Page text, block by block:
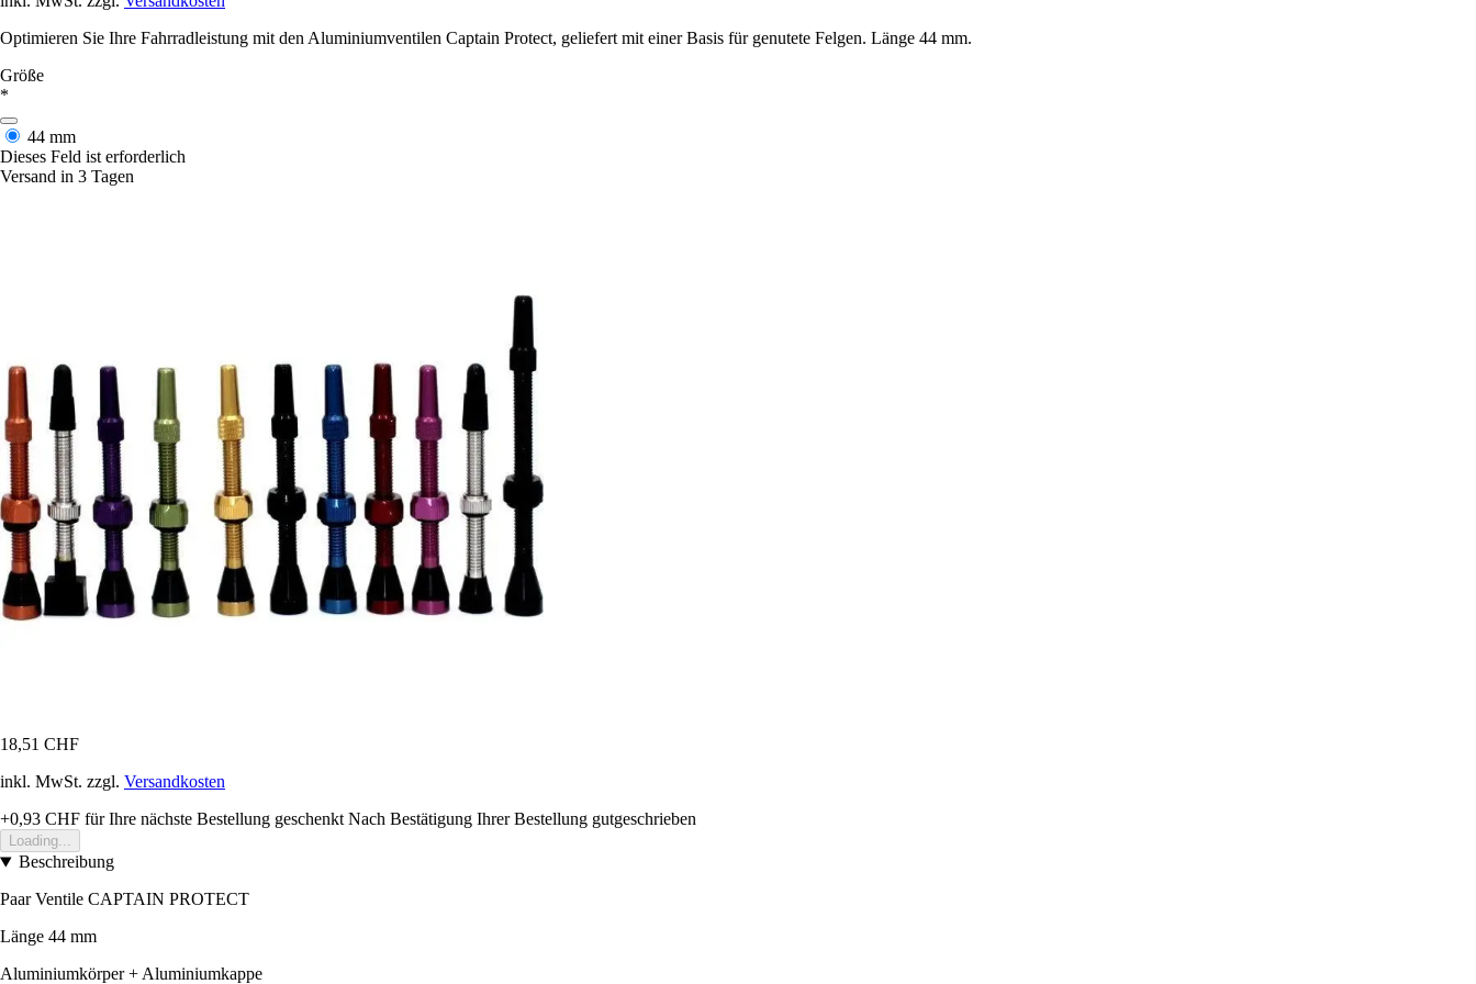
Optimieren Sie Ihre Fahrradleistung mit den Aluminiumventilen Captain Protect, geliefert mit einer Basis für genutete Felgen. Länge 44 mm.
Größe
*
44 mm
Dieses Feld ist erforderlich
Versand in 3 Tagen
18,51 CHF
inkl. MwSt. zzgl. Versandkosten
+0,93 CHF für Ihre nächste Bestellung geschenkt Nach Bestätigung Ihrer Bestellung gutgeschrieben
Loading...
Beschreibung
Paar Ventile CAPTAIN PROTECT
Länge 44 mm
Aluminiumkörper + Aluminiumkappe